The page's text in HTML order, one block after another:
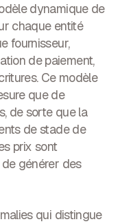
dynamique de
chaque entité
fournisseur,
de paiement,
Ce modèle
que de
de sorte que la
de stade de
prix sont
générer des
qui distingue